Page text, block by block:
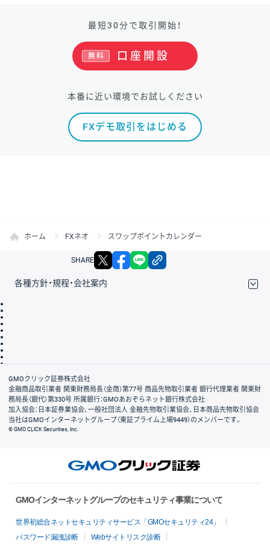
最短30分で取引開始！
口座開設
無料
本番に近い環境でお試しください
FXデモ取引をはじめる
ホーム FXネオ スワップポイントカレンダー
SHARE X facebook
各種方針・規程・会社案内
会社案内
GMOクリック証券株式会社
金融商品取引業者 関東財務局長（金商）第77号 商品先物取引業者 銀行代理業者 関東財
務局長（銀代）第330号 所属銀行：GMOあおぞらネット銀行株式会社
加入協会：日本証券業協会、一般社団法人 金融先物取引業協会、日本商品先物取引協会
当社はGMOインターネットグループ（東証プライム上場9449）のメンバーです。
© GMO CLICK Securities, Inc.
GMOインターネットグループのセキュリティ事業について
世界初総合ネットセキュリティサービス「GMOセキュリティ24」
パスワード漏洩診断
Webサイトリスク診断